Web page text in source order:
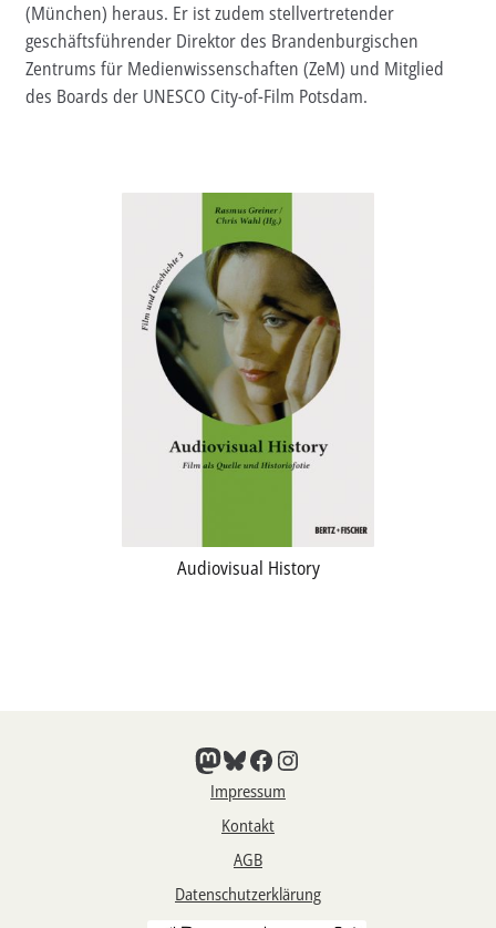
Verlag
Handel
(München) heraus. Er ist zudem stellvertretender
geschäftsführender Direktor des Brandenburgischen
Zentrums für Medienwissenschaften (ZeM) und Mitglied
des Boards der UNESCO City-of-Film Potsdam.
Audiovisual History
Mastodon
Bluesky
Facebook
Instagram
Impressum
Kontakt
AGB
Datenschutzerklärung